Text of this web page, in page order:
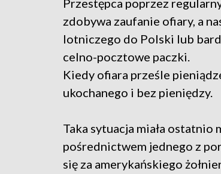
Przestępca poprzez
zdobywa zaufanie ofiary, a
lotniczego do Polski lub
celno-pocztowe paczki.
Kiedy ofiara prześle
ukochanego i bez pieniędzy.
Taka sytuacja miała
pośrednictwem jednego z
się za amerykańskiego